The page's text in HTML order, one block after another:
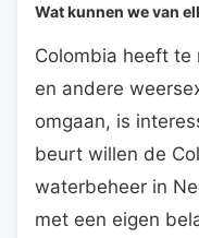
Wat kunnen we van
Colombia heeft te
en andere
omgaan, is
beurt willen de
waterbeheer in
met een eigen